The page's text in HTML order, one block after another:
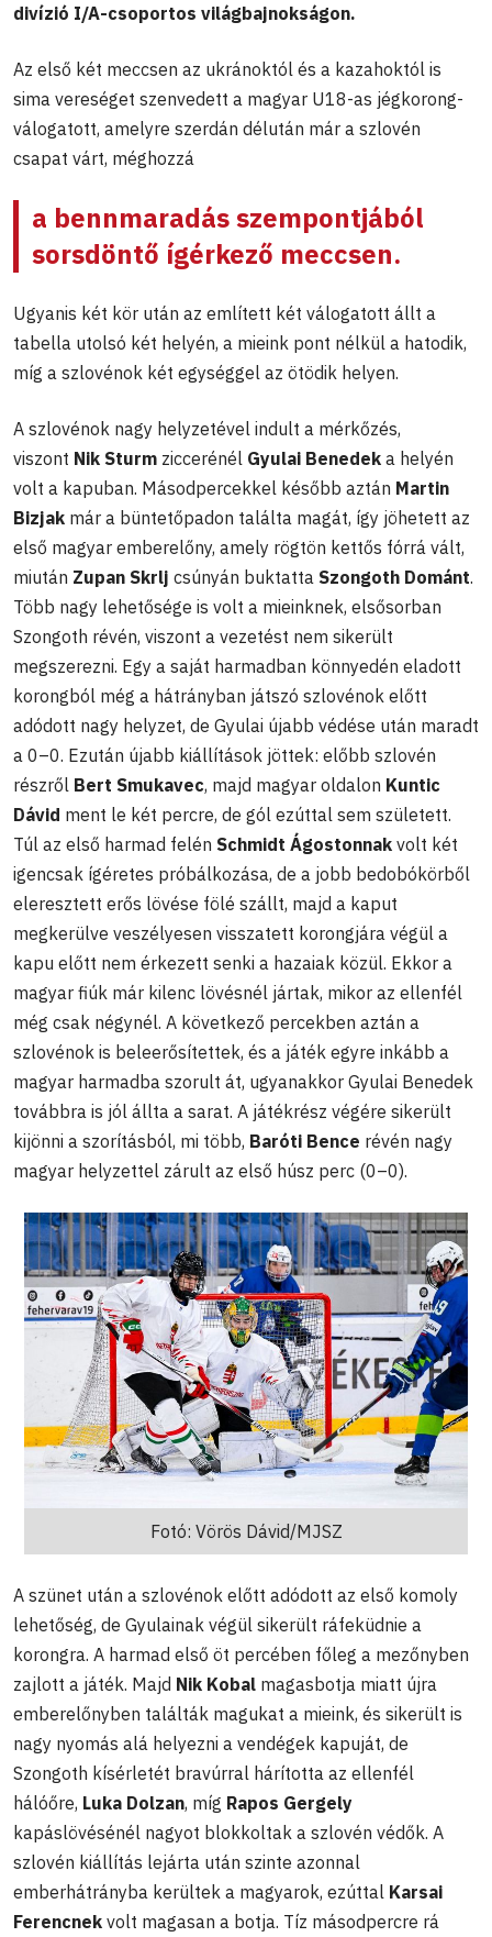
divízió I/A-csoportos világbajnokságon.
Az első két meccsen az ukránoktól és a kazahoktól is
sima vereséget szenvedett a magyar U18-as jégkorong-
válogatott, amelyre szerdán délután már a szlovén
csapat várt, méghozzá
a bennmaradás szempontjából
sorsdöntő ígérkező meccsen.
Ugyanis két kör után az említett két válogatott állt a
tabella utolsó két helyén, a mieink pont nélkül a hatodik,
míg a szlovénok két egységgel az ötödik helyen.
A szlovénok nagy helyzetével indult a mérkőzés,
viszont Nik Sturm ziccerénél Gyulai Benedek a helyén
volt a kapuban. Másodpercekkel később aztán Martin
Bizjak már a büntetőpadon találta magát, így jöhetett az
első magyar emberelőny, amely rögtön kettős fórrá vált,
miután Zupan Skrlj csúnyán buktatta Szongoth Dománt.
Több nagy lehetősége is volt a mieinknek, elsősorban
Szongoth révén, viszont a vezetést nem sikerült
megszerezni. Egy a saját harmadban könnyedén eladott
korongból még a hátrányban játszó szlovénok előtt
adódott nagy helyzet, de Gyulai újabb védése után maradt
a 0–0. Ezután újabb kiállítások jöttek: előbb szlovén
részről Bert Smukavec, majd magyar oldalon Kuntic
Dávid ment le két percre, de gól ezúttal sem született.
Túl az első harmad felén Schmidt Ágostonnak volt két
igencsak ígéretes próbálkozása, de a jobb bedobókörből
eleresztett erős lövése fölé szállt, majd a kaput
megkerülve veszélyesen visszatett korongjára végül a
kapu előtt nem érkezett senki a hazaiak közül. Ekkor a
magyar fiúk már kilenc lövésnél jártak, mikor az ellenfél
még csak négynél. A következő percekben aztán a
szlovénok is beleerősítettek, és a játék egyre inkább a
magyar harmadba szorult át, ugyanakkor Gyulai Benedek
továbbra is jól állta a sarat. A játékrész végére sikerült
kijönni a szorításból, mi több, Baróti Bence révén nagy
magyar helyzettel zárult az első húsz perc (0–0).
Fotó: Vörös Dávid/MJSZ
A szünet után a szlovénok előtt adódott az első komoly
lehetőség, de Gyulainak végül sikerült ráfeküdnie a
korongra. A harmad első öt percében főleg a mezőnyben
zajlott a játék. Majd Nik Kobal magasbotja miatt újra
emberelőnyben találták magukat a mieink, és sikerült is
nagy nyomás alá helyezni a vendégek kapuját, de
Szongoth kísérletét bravúrral hárította az ellenfél
hálóőre, Luka Dolzan, míg Rapos Gergely
kapáslövésénél nagyot blokkoltak a szlovén védők. A
szlovén kiállítás lejárta után szinte azonnal
emberhátrányba kerültek a magyarok, ezúttal Karsai
Ferencnek volt magasan a botja. Tíz másodpercre rá